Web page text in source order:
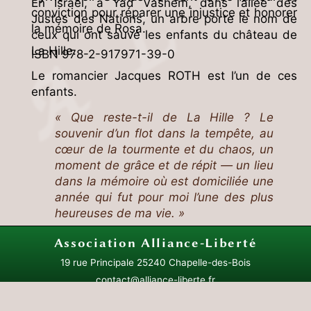
conviction pour réparer une injustice et honorer
la mémoire de Rosa.
ISBN 978-2-917971-39-0
Justes des Nations, un arbre porte le nom de
ceux qui ont sauvé les enfants du château de
La Hille.
Le romancier Jacques ROTH est l’un de ces
enfants.
« Que reste-t-il de La Hille ? Le
souvenir d’un flot dans la tempête, au
cœur de la tourmente et du chaos, un
moment de grâce et de répit — un lieu
dans la mémoire où est domiciliée une
année qui fut pour moi l’une des plus
heureuses de ma vie. »
Jacques Roth
ISBN 978-2-35270-114-9
AssociationAlliance-Liberté
19 rue Principale 25240 Chapelle-des-Bois
contact@alliance-liberte.fr